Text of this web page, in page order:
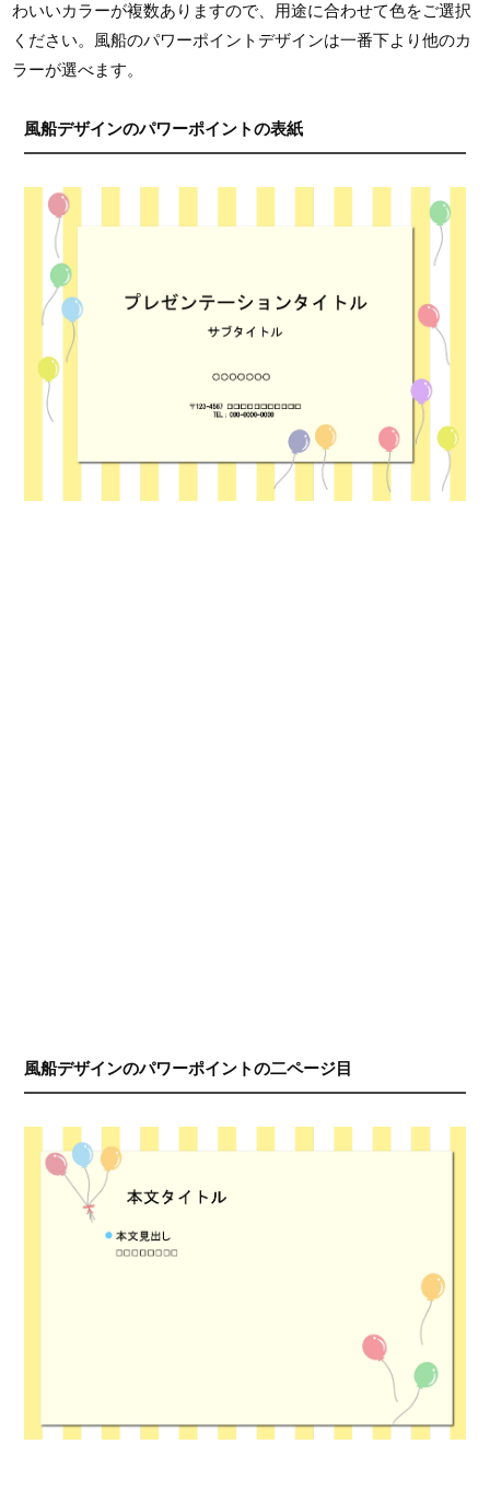
わいいカラーが複数ありますので、用途に合わせて色をご選択
ください。風船のパワーポイントデザインは一番下より他のカ
ラーが選べます。
風船デザインのパワーポイントの表紙
風船デザインのパワーポイントの二ページ目